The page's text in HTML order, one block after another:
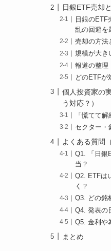
日銀ETF売却
日銀のETF
乱の回避を
売却の方法
規模が大き
報道の整理
どのETFが
個人投資家の
う対応？）
「慌てて
セクター・
よくある質問
Q1. 「日銀
当？
Q2. ETFは
く？
Q3. どの銘
Q4. 発表の
Q5. 金利や
まとめ